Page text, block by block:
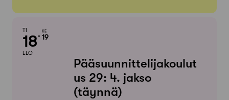
TI
18
ELO
KE
19
Pääsuunnittelijakoulut
us 29: 4. jakso
(täynnä)